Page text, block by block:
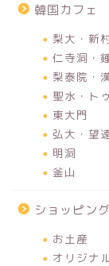
韓国カフェ
梨大・新
仁寺洞・
梨泰院・
聖水・ト
東大門
弘大・望
明洞
釜山
ショッピング
お土産
オリジナ